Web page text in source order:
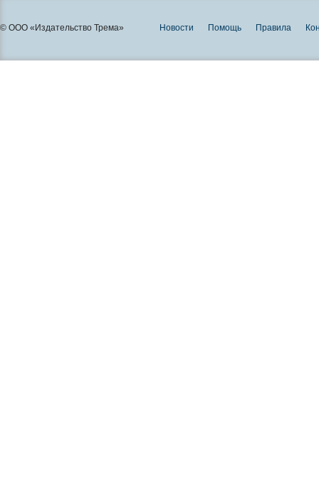
© ООО «Издательство Трема» Новости Помощь Правила